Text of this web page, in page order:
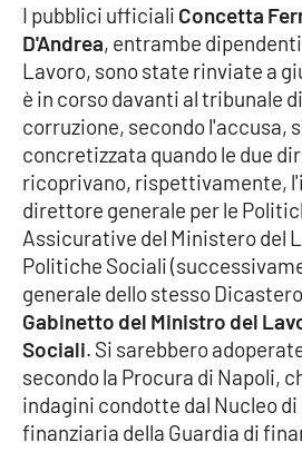
EDIZIONI
LOCALI
Catanzaro
Crotone
Vibo Valentia
Reggio Calabria
Cosenza
Lamezia Terme
I pubblici ufficiali Concetta
D'Andrea, entrambe
Lavoro, sono state rinviate a
è in corso davanti al tribunale
corruzione, secondo l'accusa,
concretizzata quando le due
ricoprivano, rispettivamente,
direttore generale per le
Assicurative del Ministero del
Politiche Sociali
generale dello stesso
Gabinetto del Ministro del
Sociali. Si sarebbero
secondo la Procura di Napoli,
indagini condotte dal Nucleo
finanziaria della Guardia di